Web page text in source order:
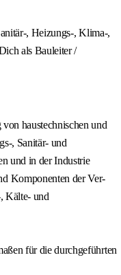
, Heizungs-, Klima-,
als Bauleiter /
haustechnischen und
, Sanitär- und
und in der Industrie
Komponenten der Ver-
Kälte- und
für die durchgeführten